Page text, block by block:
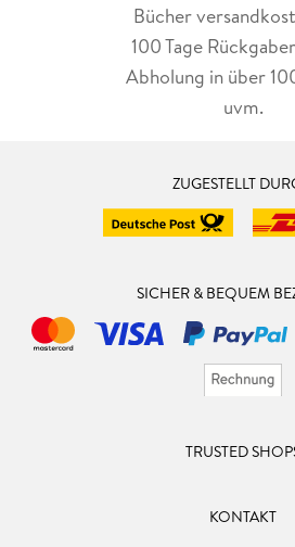
Bücher
100 Tage
Abholung in über
uvm.
ZUGESTELLT
SICHER & BEQUEM
TRUSTED
KONTAKT